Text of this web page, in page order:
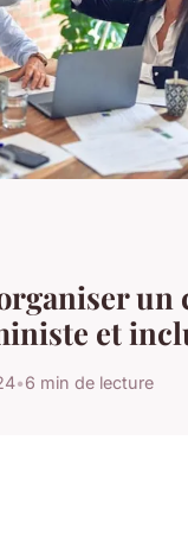
un
et
•6 min de lecture